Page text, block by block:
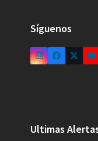
Síguenos
Ultimas